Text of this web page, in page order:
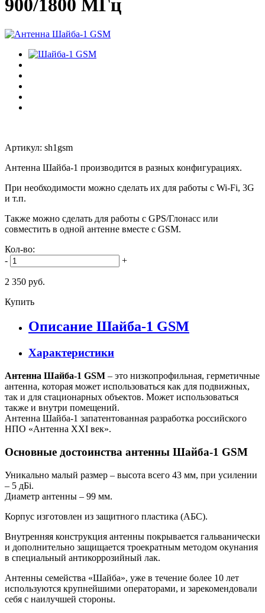
900/1800 МГц
Артикул: sh1gsm
Антенна Шайба-1 производится в разных конфигурациях.
При необходимости можно сделать их для работы с Wi-Fi, 3G
и т.п.
Также можно сделать для работы с GPS/Глонасс или
совместить в одной антенне вместе с GSM.
Кол-во:
-
+
2 350 руб.
Купить
Описание Шайба-1 GSM
Характеристики
Антенна Шайба-1 GSM – это низкопрофильная, герметичные
антенна, которая может использоваться как для подвижных,
так и для стационарных объектов. Может использоваться
также и внутри помещений.
Антенна Шайба-1 запатентованная разработка российского
НПО «Антенна XXI век».
Основные достоинства антенны Шайба-1 GSM
Уникально малый размер – высота всего 43 мм, при усилении
– 5 дБi.
Диаметр антенны – 99 мм.
Корпус изготовлен из защитного пластика (АБС).
Внутренняя конструкция антенны покрывается гальванически
и дополнительно защищается троекратным методом окунания
в специальный антикоррозийный лак.
Антенны семейства «Шайба», уже в течение более 10 лет
используются крупнейшими операторами, и зарекомендовали
себя с наилучшей стороны.